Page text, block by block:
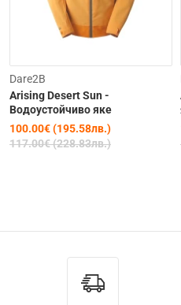
Dare2B
Arising Desert Sun -
Водоустойчиво якe
100.00€ (195.58лв.)
117.00€ (228.83лв.)